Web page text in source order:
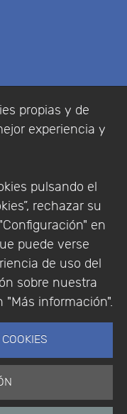
propias y de
experiencia y
pulsando el
rechazar su
en
puede verse
de uso del
sobre nuestra
"Más información".
de Privacidad |
Software